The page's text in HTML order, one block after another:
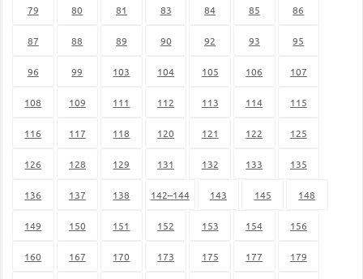
79 80 81 83 84 85 86
87 88 89 90 92 93 95
96 99 103 104 105 106 107
108 109 111 112 113 114 115
116 117 118 120 121 122 125
126 128 129 131 132 133 135
136 137 138 142–144 143 145 148
149 150 151 152 153 154 156
160 167 170 173 175 177 179